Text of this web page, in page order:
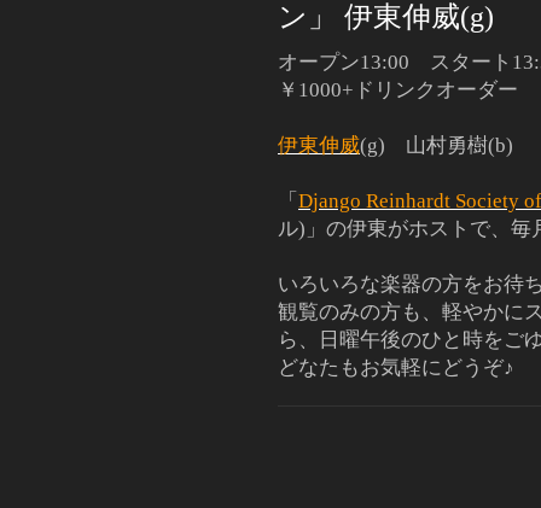
ン」 伊東伸威(g)
オープン13:00 スター
￥1000+ドリンクオーダー
伊東伸威(g) 山村勇樹(b)
「 Django Reinhardt Society
ル)」の伊東がホストで、
いろいろな楽器の方をお待
観覧のみの方も、軽やかに
ら、日曜午後のひと時をご
どなたもお気軽にどうぞ♪